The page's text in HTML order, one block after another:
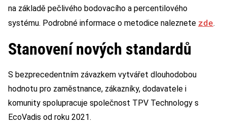
na základě pečlivého bodovacího a percentilového
systému. Podrobné informace o metodice naleznete zde.
Stanovení nových standardů
S bezprecedentním závazkem vytvářet dlouhodobou
hodnotu pro zaměstnance, zákazníky, dodavatele i
komunity spolupracuje společnost TPV Technology s
EcoVadis od roku 2021.